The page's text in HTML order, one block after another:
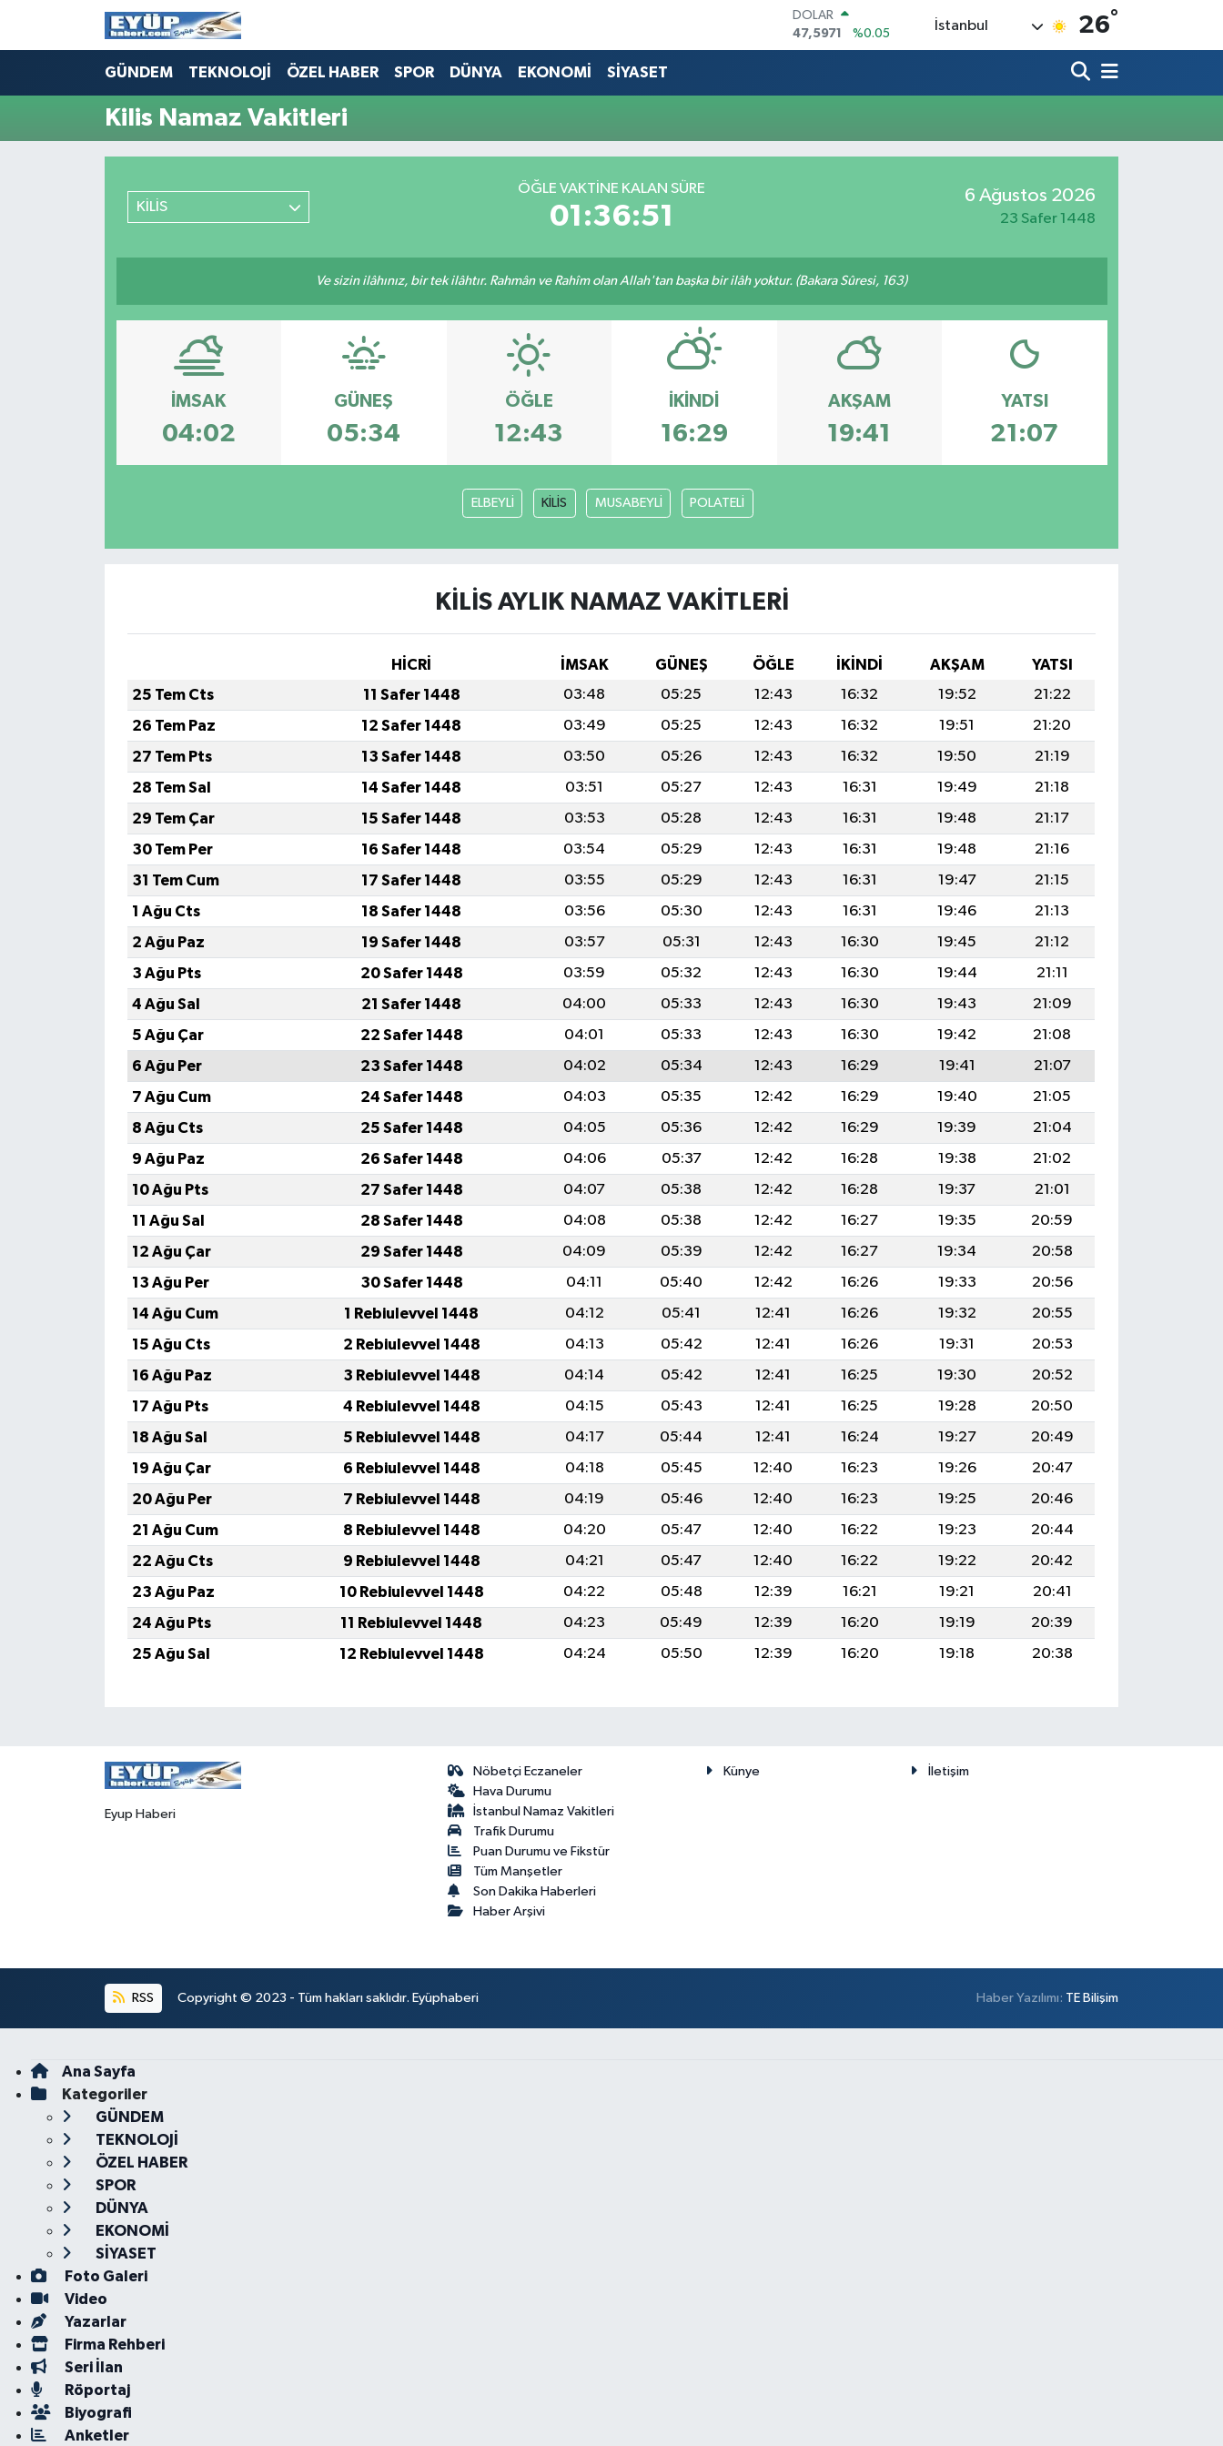
DOLAR
47,5971
%0.05
EURO
6518.23
%0.39
İstanbul 26°
GÜNDEM TEKNOLOJİ ÖZEL HABER SPOR DÜNYA EKONOMİ SİYASET
Kilis Namaz Vakitleri
KİLİS
ÖĞLE VAKTINE KALAN SÜRE
01:36:51
6 Ağustos 2026
23 Safer 1448
Ve sizin ilâhınız, bir tek ilâhtır. Rahmân ve Rahîm olan Allah'tan başka bir ilâh yoktur. (Bakara Sûresi, 163)
İMSAK
04:02
GÜNEŞ
05:34
ÖĞLE
12:43
İKINDI
16:29
AKŞAM
19:41
YATSI
21:07
ELBEYLİ KİLİS MUSABEYLİ POLATELİ
KİLİS AYLIK NAMAZ VAKITLERI
HİCRİ İMSAK GÜNEŞ ÖĞLE İKINDI AKŞAM
YATSI
25 Tem Cts
11 Safer 1448 03:48 05:25 12:43 16:32 19:52
21:22
26 Tem Paz
12 Safer 1448 03:49 05:25 12:43 16:32 19:51
21:20
27 Tem Pts
13 Safer 1448 03:50 05:26 12:43 16:32 19:50
21:19
28 Tem Sal
14 Safer 1448 03:51 05:27 12:43 16:31 19:49
21:18
29 Tem Çar
15 Safer 1448 03:53 05:28 12:43 16:31 19:48
21:17
30 Tem Per
16 Safer 1448 03:54 05:29 12:43 16:31 19:48
21:16
31 Tem Cum
17 Safer 1448 03:55 05:29 12:43 16:31 19:47
21:15
1 Ağu Cts
18 Safer 1448 03:56 05:30 12:43 16:31 19:46
21:13
2 Ağu Paz
19 Safer 1448 03:57 05:31 12:43 16:30 19:45
21:12
3 Ağu Pts
20 Safer 1448 03:59 05:32 12:43 16:30 19:44
21:11
4 Ağu Sal
21 Safer 1448 04:00 05:33 12:43 16:30 19:43
21:09
5 Ağu Çar
22 Safer 1448 04:01 05:33 12:43 16:30 19:42
21:08
6 Ağu Per
23 Safer 1448 04:02 05:34 12:43 16:29 19:41
21:07
7 Ağu Cum
24 Safer 1448 04:03 05:35 12:42 16:29 19:40
21:05
8 Ağu Cts
25 Safer 1448 04:05 05:36 12:42 16:29 19:39
21:04
9 Ağu Paz
26 Safer 1448 04:06 05:37 12:42 16:28 19:38
21:02
10 Ağu Pts
27 Safer 1448 04:07 05:38 12:42 16:28 19:37
21:01
11 Ağu Sal
28 Safer 1448 04:08 05:38 12:42 16:27 19:35
20:59
12 Ağu Çar
29 Safer 1448 04:09 05:39 12:42 16:27 19:34
20:58
13 Ağu Per
30 Safer 1448 04:11 05:40 12:42 16:26 19:33
20:56
14 Ağu Cum
1 Rebiulevvel 1448 04:12 05:41 12:41 16:26 19:32
20:55
15 Ağu Cts
2 Rebiulevvel 1448 04:13 05:42 12:41 16:26 19:31
20:53
16 Ağu Paz
3 Rebiulevvel 1448 04:14 05:42 12:41 16:25 19:30
20:52
17 Ağu Pts
4 Rebiulevvel 1448 04:15 05:43 12:41 16:25 19:28
20:50
18 Ağu Sal
5 Rebiulevvel 1448 04:17 05:44 12:41 16:24 19:27
20:49
19 Ağu Çar
6 Rebiulevvel 1448 04:18 05:45 12:40 16:23 19:26
20:47
20 Ağu Per
7 Rebiulevvel 1448 04:19 05:46 12:40 16:23 19:25
20:46
21 Ağu Cum
8 Rebiulevvel 1448 04:20 05:47 12:40 16:22 19:23
20:44
22 Ağu Cts
9 Rebiulevvel 1448 04:21 05:47 12:40 16:22 19:22
20:42
23 Ağu Paz
10 Rebiulevvel 1448 04:22 05:48 12:39 16:21 19:21
20:41
24 Ağu Pts
11 Rebiulevvel 1448 04:23 05:49 12:39 16:20 19:19
20:39
25 Ağu Sal
12 Rebiulevvel 1448 04:24 05:50 12:39 16:20 19:18 20:38
Eyup Haberi
Nöbetçi Eczaneler
Hava Durumu
İstanbul Namaz Vakitleri
Trafik Durumu
Puan Durumu ve Fikstür
Tüm Manşetler
Son Dakika Haberleri
Haber Arşivi
Künye İletişim
RSS Copyright © 2023 - Tüm hakları saklıdır. Eyüphaberi Haber Yazılımı: TE Bilişim
Ana Sayfa
Kategoriler
GÜNDEM
TEKNOLOJİ
ÖZEL HABER
SPOR
DÜNYA
EKONOMİ
SİYASET
Foto Galeri
Video
Yazarlar
Firma Rehberi
Seri İlan
Röportaj
Biyografi
Anketler